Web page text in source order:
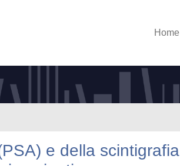
Home
e della scintigrafia